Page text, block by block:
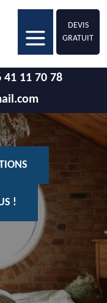
DEVIS
GRATUIT
41 11 70 78
!